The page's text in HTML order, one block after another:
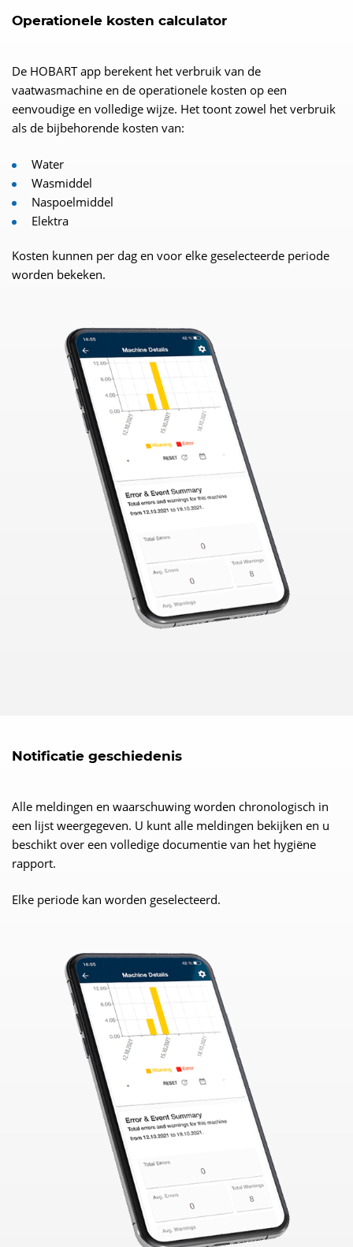
Operationele kosten calculator
De HOBART app berekent het verbruik van de
vaatwasmachine en de operationele kosten op een
eenvoudige en volledige wijze. Het toont zowel het verbruik
als de bijbehorende kosten van:
Water
Wasmiddel
Naspoelmiddel
Elektra
Kosten kunnen per dag en voor elke geselecteerde periode
worden bekeken.
Notificatie geschiedenis
Alle meldingen en waarschuwing worden chronologisch in
een lijst weergegeven. U kunt alle meldingen bekijken en u
beschikt over een volledige documentie van het hygiëne
rapport.
Elke periode kan worden geselecteerd.